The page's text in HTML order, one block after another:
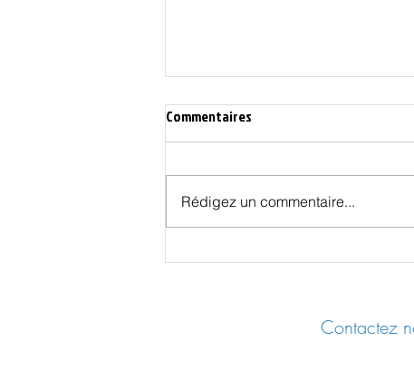
Commentaires
Rédigez un commentaire...
Contactez